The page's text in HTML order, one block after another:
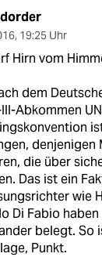
, 19:25 Uhr
Hirn vom
dem
Abkommen
denjenigen
die über
Das ist ein
wie
Di Fabio
belegt. So
Punkt.